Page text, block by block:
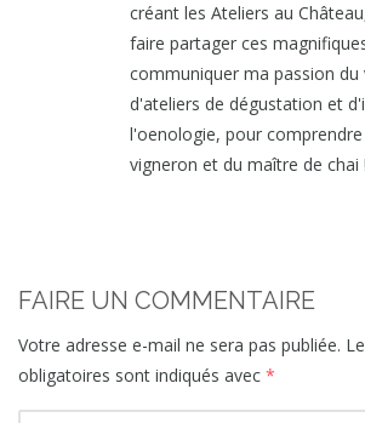
créant les Ateliers au
faire partager ces
communiquer ma passion du
d'ateliers de dégustation et
l'oenologie, pour
vigneron et du maître de chai !
FAIRE UN COMMENTAIRE
Votre adresse e-mail ne sera pas publiée.
obligatoires sont indiqués avec *